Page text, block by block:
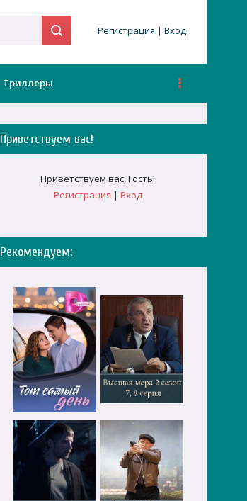
Регистрация | Вход
Триллеры
Приветствуем вас!
Приветствуем вас,Гость!
Регистрация | Вход
Рекомендуем: